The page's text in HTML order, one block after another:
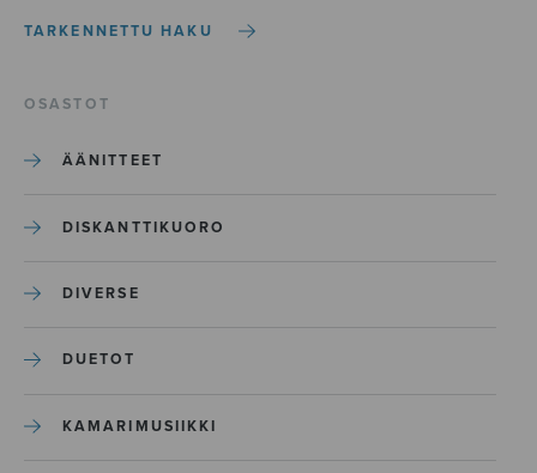
TARKENNETTU HAKU
OSASTOT
ÄÄNITTEET
DISKANTTIKUORO
DIVERSE
DUETOT
KAMARIMUSIIKKI